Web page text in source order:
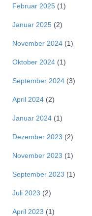
Februar 2025 (1)
Januar 2025 (2)
November 2024 (1)
Oktober 2024 (1)
September 2024 (3)
April 2024 (2)
Januar 2024 (1)
Dezember 2023 (2)
November 2023 (1)
September 2023 (1)
Juli 2023 (2)
April 2023 (1)